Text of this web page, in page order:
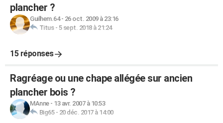
plancher ?
Guilhem.64- 26 oct. 2009 à 23:16
Titus- 5 sept. 2018 à 21:24
15 réponses
Ragréage ou une chape allégée sur ancien
plancher bois ?
MAnne- 13 avr. 2007 à 10:53
Big65- 20 déc. 2017 à 14:00